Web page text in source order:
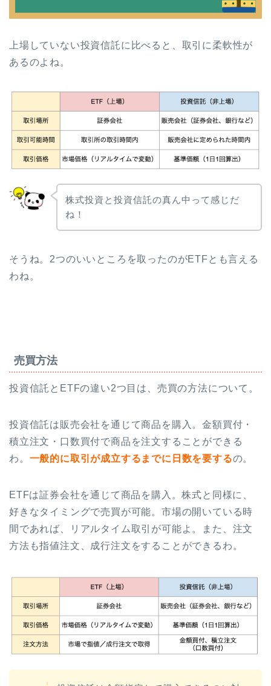
上場していない投資信託に比べると、取引に柔軟性が
あるのよね。
株式投資と投資信託の真ん中って感じだ
ね！
そうね。2つのいいところを取ったのがETFとも言える
わね。
売買方法
投資信託とETFの違い2つ目は、売買の方法について。
投資信託は販売会社を通じて商品を購入。金額買付・
積立注文・口数買付で商品を注文することができる
わ。 一般的に取引が成立するまでに日数を要するの。
ETFは証券会社を通じて商品を購入。株式と同様に、
好きなタイミングで売買が可能。市場の開いている時
間であれば、リアルタイム取引が可能よ。また、注文
方法も指値注文、成行注文をすることができるわ。